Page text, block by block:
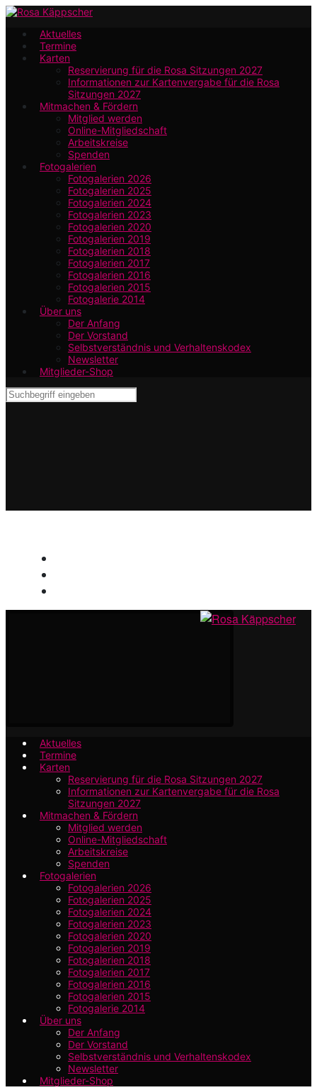
Zum
Hauptinhalt
springen
Aktuelles
Termine
Karten
Reservierung für die Rosa Sitzungen 2027
Informationen zur Kartenvergabe für die Rosa
Sitzungen 2027
Mitmachen & Fördern
Mitglied werden
Online-Mitgliedschaft
Arbeitskreise
Spenden
Fotogalerien
Fotogalerien 2026
Fotogalerien 2025
Fotogalerien 2024
Fotogalerien 2023
Fotogalerien 2020
Fotogalerien 2019
Fotogalerien 2018
Fotogalerien 2017
Fotogalerien 2016
Fotogalerien 2015
Fotogalerie 2014
Über uns
Der Anfang
Der Vorstand
Selbstverständnis und Verhaltenskodex
Newsletter
Mitglieder-Shop
Aktuelles
Termine
Karten
Reservierung für die Rosa Sitzungen 2027
Informationen zur Kartenvergabe für die Rosa
Sitzungen 2027
Mitmachen & Fördern
Mitglied werden
Online-Mitgliedschaft
Arbeitskreise
Spenden
Fotogalerien
Fotogalerien 2026
Fotogalerien 2025
Fotogalerien 2024
Fotogalerien 2023
Fotogalerien 2020
Fotogalerien 2019
Fotogalerien 2018
Fotogalerien 2017
Fotogalerien 2016
Fotogalerien 2015
Fotogalerie 2014
Über uns
Der Anfang
Der Vorstand
Selbstverständnis und Verhaltenskodex
Newsletter
Mitglieder-Shop